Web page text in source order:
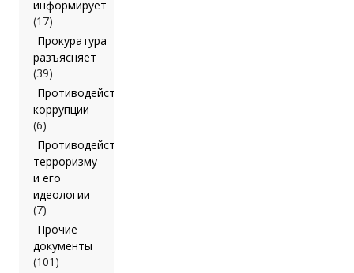
информирует
(17)
Прокуратура
разъясняет
(39)
Противодействие
коррупции
(6)
Противодействие
терроризму
и его
идеологии
(7)
Прочие
документы
(101)